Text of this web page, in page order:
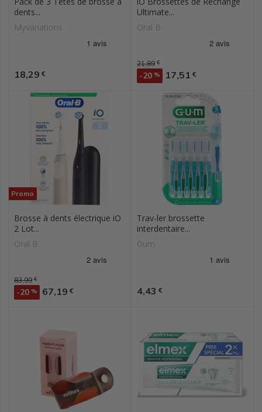
dents...
Myvariations
Prix
18,29 €
Ultimate...
Oral B
Prix de base
21,89 €
-20 % Prix
17,51 €
Promo
Brosse à dents électrique iO
2 Lot...
Oral B
Prix de base
83,99 €
-20 % Prix
67,19 €
Trav-ler brossette
interdentaire...
Gum
Prix
4,43 €